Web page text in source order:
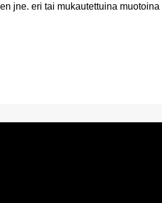
jne. eri tai mukautettuina muotoina